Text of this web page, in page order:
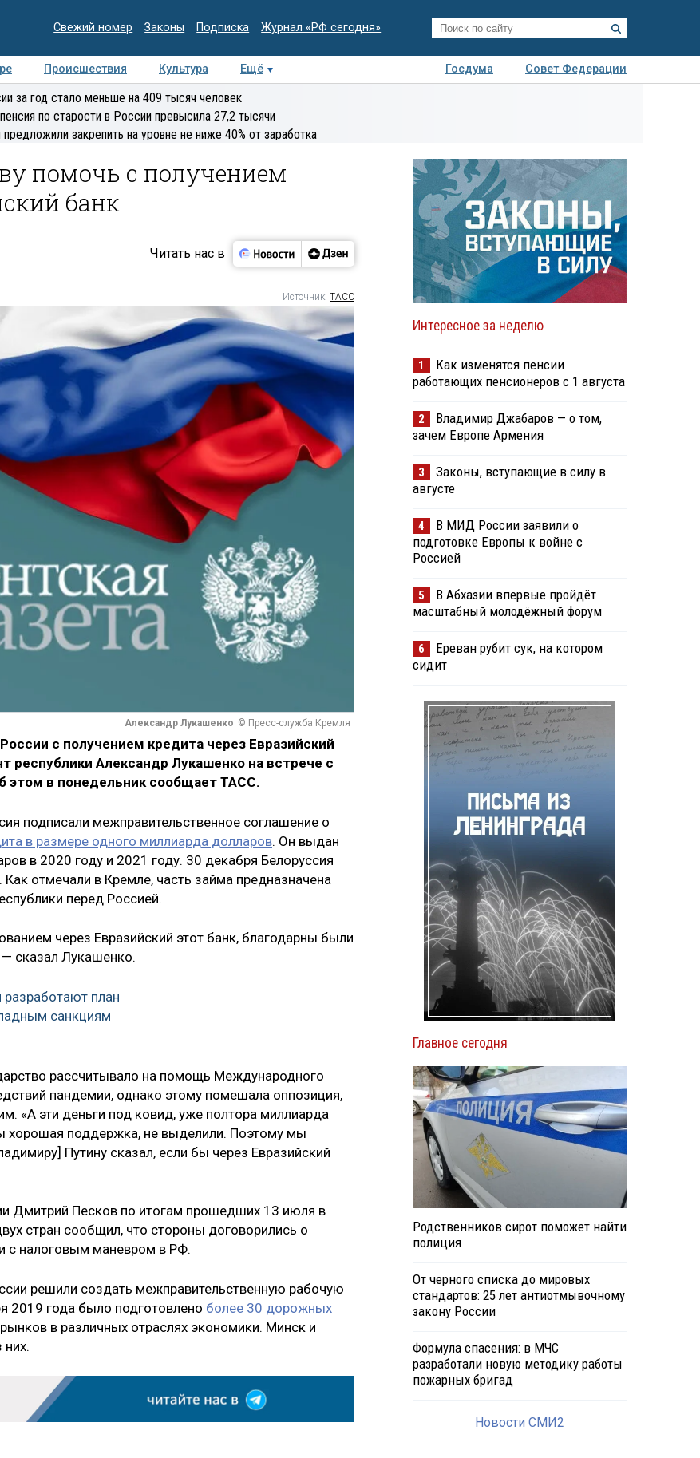
Свежий номер Законы Подписка Журнал «РФ сегодня»
Происшествия Культура Ещё Госдума
Совет Федерации
Медиацентр Интервью Колумнисты
за год стало меньше на 409 тысяч человек
по старости в России превысила 27,2 тысячи
закрепить на уровне не ниже 40% от заработка
помочь с получением
банк
Читать нас в
Источник: ТАСС
Александр Лукашенко © Пресс-служба Кремля
с получением кредита через Евразийский
республики Александр Лукашенко на встрече с
этом в понедельник сообщает ТАСС.
подписали межправительственное соглашение о
в размере одного миллиарда долларов. Он выдан
в 2020 году и 2021 году. 30 декабря Белоруссия
отмечали в Кремле, часть займа предназначена
перед Россией.
через Евразийский этот банк, благодарны были
сказал Лукашенко.
разработают план
санкциям
рассчитывало на помощь Международного
пандемии, однако этому помешала оппозиция,
«А эти деньги под ковид, уже полтора миллиарда
хорошая поддержка, не выделили. Поэтому мы
Путину сказал, если бы через Евразийский
Дмитрий Песков по итогам прошедших 13 июля в
стран сообщил, что стороны договорились о
с налоговым маневром в РФ.
решили создать межправительственную рабочую
2019 года было подготовлено более 30 дорожных
в различных отраслях экономики. Минск и
Интересное за неделю
1
Как изменятся пенсии
работающих пенсионеров с 1 августа
2
Владимир Джабаров — о том,
зачем Европе Армения
3
Законы, вступающие в силу в
августе
4
В МИД России заявили о
подготовке Европы к войне с
Россией
5
В Абхазии впервые пройдёт
масштабный молодёжный форум
6
Ереван рубит сук, на котором
сидит
Главное сегодня
Родственников сирот поможет найти
полиция
От черного списка до мировых
стандартов: 25 лет антиотмывочному
закону России
Формула спасения: в МЧС
разработали новую методику работы
пожарных бригад
Новости СМИ2